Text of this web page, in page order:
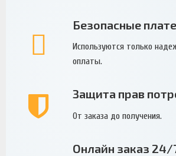
Безопасные
Используются только
оплаты.
Защита прав
От заказа до получения.
Онлайн заказ 24/